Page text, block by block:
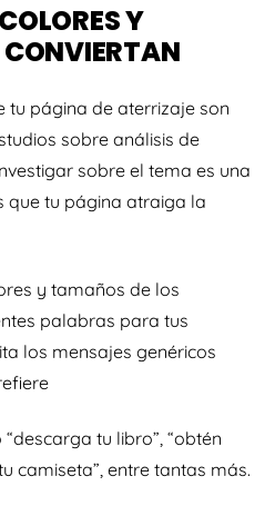
Y
tu página de aterrizaje son
sobre análisis de
sobre el tema es una
que tu página atraiga la
y tamaños de los
palabras para tus
los mensajes genéricos
tu libro”, “obtén
camiseta”, entre tantas más.